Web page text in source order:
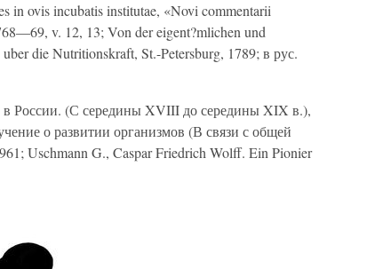
in ovis incubatis institutae, «Novi commentarii
v. 12, 13; Von der eigent?mlichen und
die Nutritionskraft, St.-Petersburg, 1789; в рус.
России. (С середины XVIII до середины XIX в.),
о развитии организмов (В связи с общей
Uschmann G., Caspar Friedrich Wolff. Ein Pionier